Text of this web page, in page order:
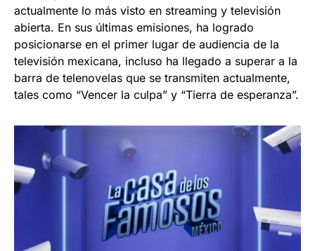
actualmente lo más visto en streaming y televisión
abierta. En sus últimas emisiones, ha logrado
posicionarse en el primer lugar de audiencia de la
televisión mexicana, incluso ha llegado a superar a la
barra de telenovelas que se transmiten actualmente,
tales como “Vencer la culpa” y “Tierra de esperanza”.